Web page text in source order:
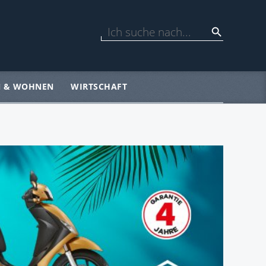
WOHNEN WIRTSCHAFT